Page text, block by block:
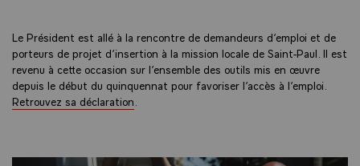
Le Président est allé à la rencontre de demandeurs d’emploi et de
porteurs de projet d’insertion à la mission locale de Saint-Paul. Il est
revenu à cette occasion sur l’ensemble des outils mis en œuvre
depuis le début du quinquennat pour favoriser l’accès à l’emploi.
Retrouvez sa déclaration